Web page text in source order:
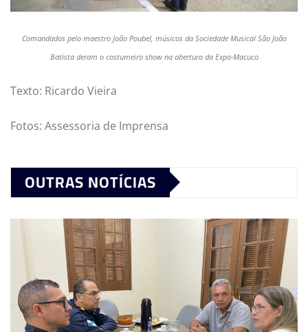
Comandados pelo maestro João Poubel, músicos da Sociedade Musical São João
Batista deram o costumeiro show na abertura da Expo-Macuco
Texto: Ricardo Vieira
Fotos: Assessoria de Imprensa
OUTRAS NOTÍCIAS